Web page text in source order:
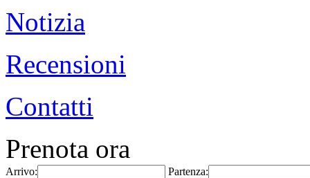
Notizia
Recensioni
Contatti
Prenota ora
Arrivo: Partenza: